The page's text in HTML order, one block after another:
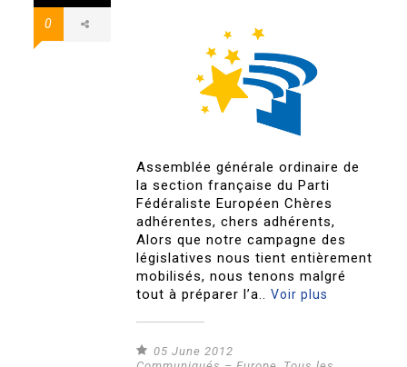
0
Assemblée générale ordinaire de
la section française du Parti
Fédéraliste Européen Chères
adhérentes, chers adhérents,
Alors que notre campagne des
législatives nous tient entièrement
mobilisés, nous tenons malgré
tout à préparer l’a..Voir plus
05 June 2012